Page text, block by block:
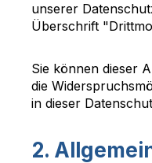
unserer
Überschrift
Sie können dieser
die
in dieser
2.